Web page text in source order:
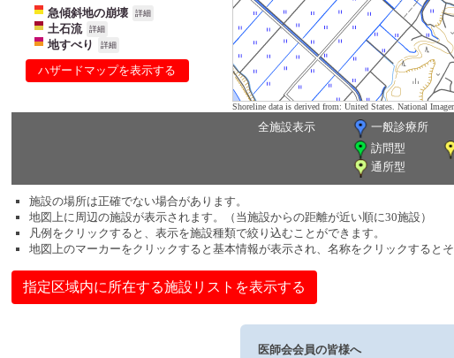
急傾斜地の崩壊
詳細
土石流 詳細
地すべり 詳細
ハザードマップを表示する
Shoreline data is derived from: United States. National
全施設表示 一般診療所
訪問型
通所型
施設の場所は正確でない場合があります。
地図上に周辺の施設が表示されます。（当施設からの距離が近い順に30施設）
凡例をクリックすると、表示を施設種類で絞り込むことができます。
地図上のマーカーをクリックすると基本情報が表示され、名称をクリックすると
指定区域内に所在する施設リストを表示する
医師会会員の皆様へ